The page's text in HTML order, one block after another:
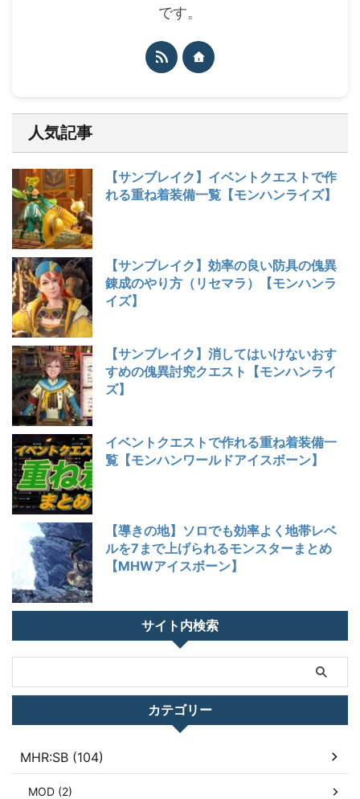
です。
人気記事
【サンブレイク】イベントクエストで作
れる重ね着装備一覧【モンハンライズ】
【サンブレイク】効率の良い防具の傀異
錬成のやり方（リセマラ）【モンハンラ
イズ】
【サンブレイク】消してはいけないおす
すめの傀異討究クエスト【モンハンライ
ズ】
イベントクエストで作れる重ね着装備一
覧【モンハンワールドアイスボーン】
【導きの地】ソロでも効率よく地帯レベ
ルを7まで上げられるモンスターまとめ
【MHWアイスボーン】
サイト内検索
カテゴリー
MHR:SB (104)
MOD (2)